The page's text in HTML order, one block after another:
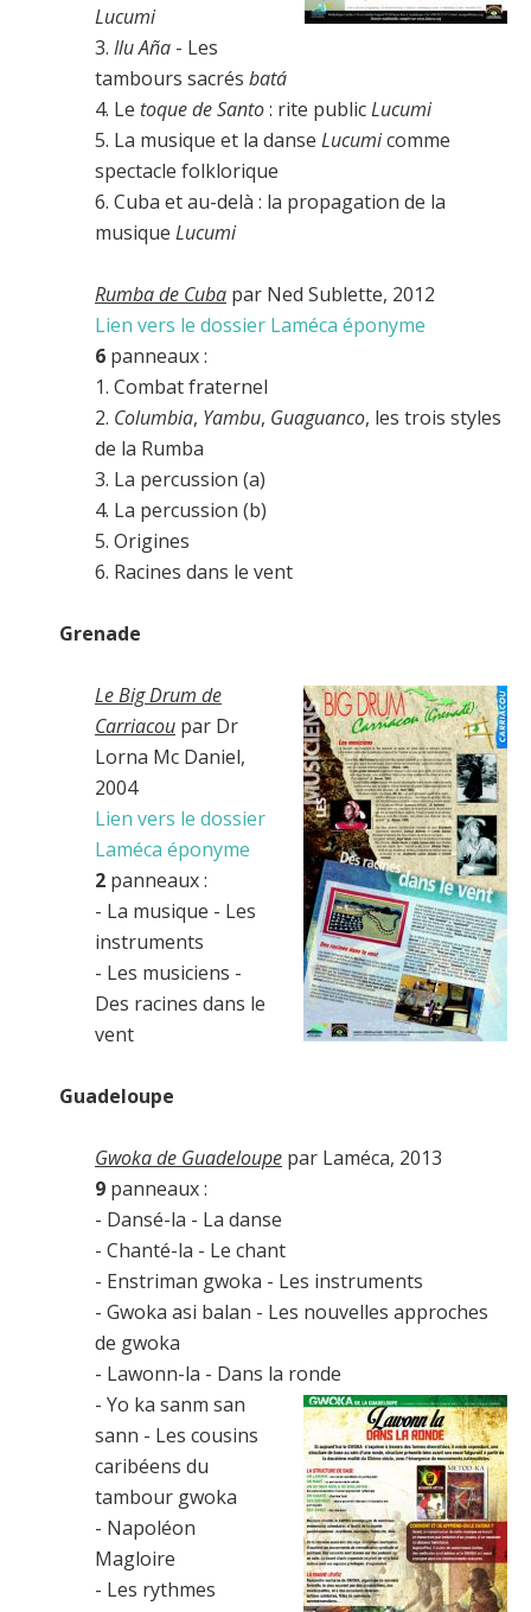
Lucumi
3. Ilu Aña - Les
tambours sacrés batá
4. Le toque de Santo: rite publicLucumi
5. La musique et la danse Lucumicomme
spectacle folklorique
6. Cuba et au-delà : la propagation de la
musique Lucumi
Rumba de Cuba par Ned Sublette, 2012
Lien vers le dossier Laméca éponyme
6 panneaux :
1. Combat fraternel
2. Columbia, Yambu, Guaguanco, les trois styles
de la Rumba
3. La percussion (a)
4. La percussion (b)
5. Origines
6. Racines dans le vent
Grenade
Le Big Drum de
Carriacou par Dr
Lorna Mc Daniel,
2004
Lien vers le dossier
Laméca éponyme
2 panneaux :
- La musique - Les
instruments
- Les musiciens -
Des racines dans le
vent
Guadeloupe
Gwoka de Guadeloupe par Laméca, 2013
9 panneaux :
- Dansé-la - La danse
- Chanté-la - Le chant
- Enstriman gwoka - Les instruments
- Gwoka asi balan - Les nouvelles approches
de gwoka
- Lawonn-la - Dans la ronde
- Yo ka sanm san
sann - Les cousins
caribéens du
tambour gwoka
- Napoléon
Magloire
- Les rythmes